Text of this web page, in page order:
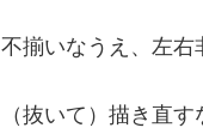
揃いなうえ、左右
抜いて）描き直